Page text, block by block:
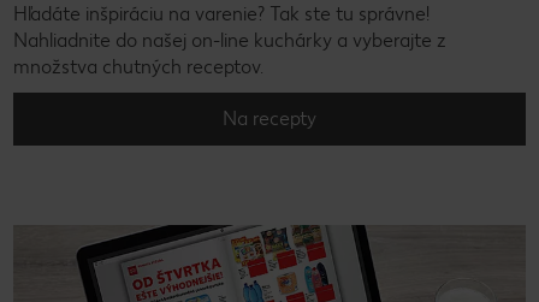
Hľadáte inšpiráciu na varenie? Tak ste tu správne!
Nahliadnite do našej on-line kuchárky a vyberajte z
množstva chutných receptov.
Na recepty